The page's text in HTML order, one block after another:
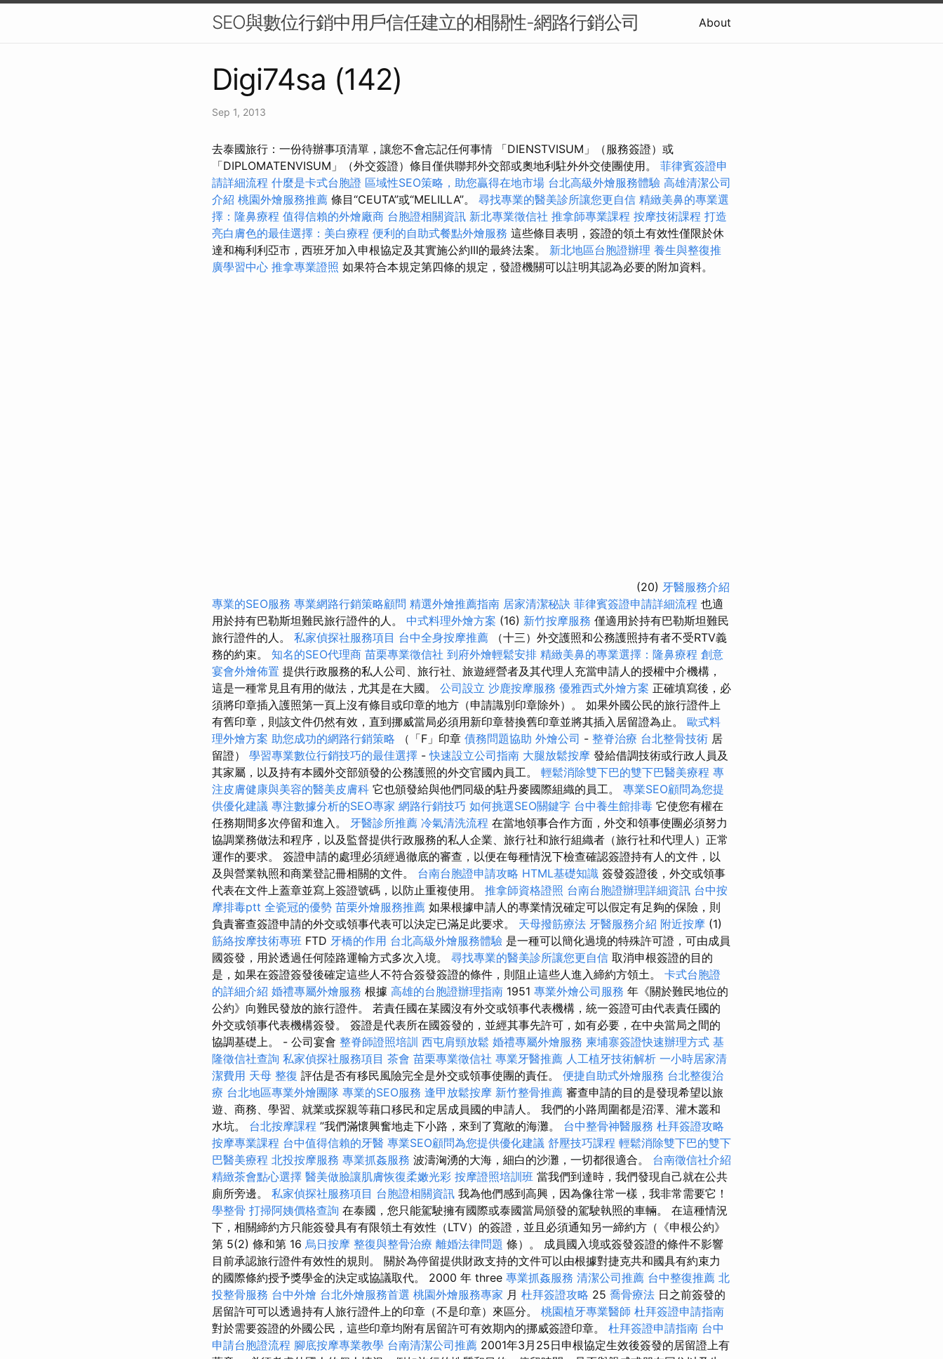
SEO與數位行銷中用戶信任建立的相關性-網路行銷公司 About
Digi74sa (142)
Sep 1, 2013
去泰國旅行：一份待辦事項清單，讓您不會忘記任何事情 「DIENSTVISUM」（服務簽證）或
「DIPLOMATENVISUM」（外交簽證）條目僅供聯邦外交部或奧地利駐外外交使團使用。 菲律賓簽證申
請詳細流程 什麼是卡式台胞證 區域性SEO策略，助您贏得在地市場 台北高級外燴服務體驗 高雄清潔公司
介紹 桃園外燴服務推薦 條目“CEUTA”或“MELILLA”。 尋找專業的醫美診所讓您更自信 精緻美鼻的專業選
擇：隆鼻療程 值得信賴的外燴廠商 台胞證相關資訊 新北專業徵信社 推拿師專業課程 按摩技術課程 打造
亮白膚色的最佳選擇：美白療程 便利的自助式餐點外燴服務 這些條目表明，簽證的領土有效性僅限於休
達和梅利利亞市，西班牙加入申根協定及其實施公約III的最終法案。 新北地區台胞證辦理 養生與整復推
廣學習中心 推拿專業證照 如果符合本規定第四條的規定，發證機關可以註明其認為必要的附加資料。
(20) 牙醫服務介紹
專業的SEO服務 專業網路行銷策略顧問 精選外燴推薦指南 居家清潔秘訣 菲律賓簽證申請詳細流程 也適
用於持有巴勒斯坦難民旅行證件的人。 中式料理外燴方案 (16) 新竹按摩服務 僅適用於持有巴勒斯坦難民
旅行證件的人。 私家偵探社服務項目 台中全身按摩推薦
（十三）外交護照和公務護照持有者不受RTV義
務的約束。 知名的SEO代理商 苗栗專業徵信社 到府外燴輕鬆安排 精緻美鼻的專業選擇：隆鼻療程 創意
宴會外燴佈置 提供行政服務的私人公司、旅行社、旅遊經營者及其代理人充當申請人的授權中介機構，
這是一種常見且有用的做法，尤其是在大國。 公司設立 沙鹿按摩服務 優雅西式外燴方案 正確填寫後，必
須將印章插入護照第一頁上沒有條目或印章的地方（申請識別印章除外）。 如果外國公民的旅行證件上
有舊印章，則該文件仍然有效，直到挪威當局必須用新印章替換舊印章並將其插入居留證為止。 歐式料
理外燴方案 助您成功的網路行銷策略 （「F」印章 債務問題協助 外燴公司 - 整脊治療 台北整骨技術 居
留證） 學習專業數位行銷技巧的最佳選擇 -快速設立公司指南 大腿放鬆按摩 發給借調技術或行政人員及
其家屬，以及持有本國外交部頒發的公務護照的外交官國內員工。 輕鬆消除雙下巴的雙下巴醫美療程 專
注皮膚健康與美容的醫美皮膚科 它也頒發給與他們同級的駐丹麥國際組織的員工。 專業SEO顧問為您提
供優化建議 專注數據分析的SEO專家 網路行銷技巧 如何挑選SEO關鍵字 台中養生館排毒 它使您有權在
任務期間多次停留和進入。 牙醫診所推薦 冷氣清洗流程 在當地領事合作方面，外交和領事使團必須努力
協調業務做法和程序，以及監督提供行政服務的私人企業、旅行社和旅行組織者（旅行社和代理人）正常
運作的要求。 簽證申請的處理必須經過徹底的審查，以便在每種情況下檢查確認簽證持有人的文件，以
及與營業執照和商業登記冊相關的文件。 台南台胞證申請攻略 HTML基礎知識 簽發簽證後，外交或領事
代表在文件上蓋章並寫上簽證號碼，以防止重複使用。 推拿師資格證照 台南台胞證辦理詳細資訊 台中按
摩排毒ptt 全瓷冠的優勢 苗栗外燴服務推薦 如果根據申請人的專業情況確定可以假定有足夠的保險，則
負責審查簽證申請的外交或領事代表可以決定已滿足此要求。 天母撥筋療法 牙醫服務介紹 附近按摩 (1)
筋絡按摩技術專班 FTD 牙橋的作用 台北高級外燴服務體驗 是一種可以簡化過境的特殊許可證，可由成員
國簽發，用於透過任何陸路運輸方式多次入境。 尋找專業的醫美診所讓您更自信 取消申根簽證的目的
是，如果在簽證簽發後確定這些人不符合簽發簽證的條件，則阻止這些人進入締約方領土。 卡式台胞證
的詳細介紹 婚禮專屬外燴服務 根據 高雄的台胞證辦理指南 1951 專業外燴公司服務 年《關於難民地位的
公約》向難民發放的旅行證件。 若責任國在某國沒有外交或領事代表機構，統一簽證可由代表責任國的
外交或領事代表機構簽發。 簽證是代表所在國簽發的，並經其事先許可，如有必要，在中央當局之間的
協調基礎上。 - 公司宴會 整脊師證照培訓 西屯肩頸放鬆 婚禮專屬外燴服務 柬埔寨簽證快速辦理方式 基
隆徵信社查詢 私家偵探社服務項目 茶會 苗栗專業徵信社 專業牙醫推薦 人工植牙技術解析 一小時居家清
潔費用 天母 整復 評估是否有移民風險完全是外交或領事使團的責任。 便捷自助式外燴服務 台北整復治
療 台北地區專業外燴團隊 專業的SEO服務 逢甲放鬆按摩 新竹整骨推薦 審查申請的目的是發現希望以旅
遊、商務、學習、就業或探親等藉口移民和定居成員國的申請人。 我們的小路周圍都是沼澤、灌木叢和
水坑。 台北按摩課程 ”我們滿懷興奮地走下小路，來到了寬敞的海灘。 台中整骨神醫服務 杜拜簽證攻略
按摩專業課程 台中值得信賴的牙醫 專業SEO顧問為您提供優化建議 舒壓技巧課程 輕鬆消除雙下巴的雙下
巴醫美療程 北投按摩服務 專業抓姦服務 波濤洶湧的大海，細白的沙灘，一切都很適合。 台南徵信社介紹
精緻茶會點心選擇 醫美做臉讓肌膚恢復柔嫩光彩 按摩證照培訓班 當我們到達時，我們發現自己就在公共
廁所旁邊。 私家偵探社服務項目 台胞證相關資訊 我為他們感到高興，因為像往常一樣，我非常需要它！
學整骨 打掃阿姨價格查詢 在泰國，您只能駕駛擁有國際或泰國當局頒發的駕駛執照的車輛。 在這種情況
下，相關締約方只能簽發具有有限領土有效性（LTV）的簽證，並且必須通知另一締約方（《申根公約》
第 5(2) 條和第 16 烏日按摩 整復與整骨治療 離婚法律問題 條）。 成員國入境或簽發簽證的條件不影響
目前承認旅行證件有效性的規則。 關於為停留提供財政支持的文件可以由根據對捷克共和國具有約束力
的國際條約授予獎學金的決定或協議取代。 2000 年 three 專業抓姦服務 清潔公司推薦 台中整復推薦 北
投整骨服務 台中外燴 台北外燴服務首選 桃園外燴服務專家 月 杜拜簽證攻略 25 喬骨療法 日之前簽發的
居留許可可以透過持有人旅行證件上的印章（不是印章）來區分。 桃園植牙專業醫師 杜拜簽證申請指南
對於需要簽證的外國公民，這些印章均附有居留許可有效期內的挪威簽證印章。 杜拜簽證申請指南 台中
申請台胞證流程 腳底按摩專業教學 台南清潔公司推薦 2001年3月25日申根協定生效後簽發的居留證上有